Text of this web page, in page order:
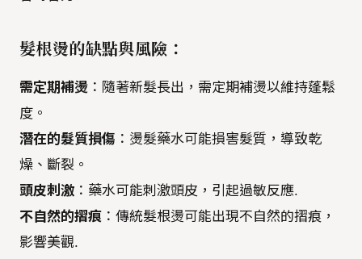
髮根燙的缺點與風險：
需定期補燙 ：隨著新髮長出，需定期補燙以維持蓬鬆
度。
潛在的髮質損傷 ：燙髮藥水可能損害髮質，導致乾
燥、斷裂。
頭皮刺激 ：藥水可能刺激頭皮，引起過敏反應.
不自然的摺痕 ：傳統髮根燙可能出現不自然的摺痕，
影響美觀.